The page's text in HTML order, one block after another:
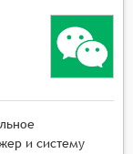
и систему